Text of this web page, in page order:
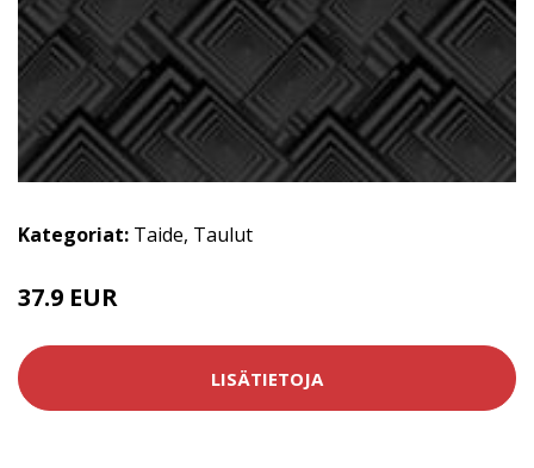
Kategoriat: Taide, Taulut
37.9 EUR
LISÄTIETOJA